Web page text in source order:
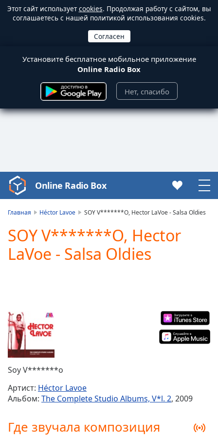
Этот сайт используетcookies. Продолжая работу с сайтом, вы
соглашаетесь с нашей политикой использования cookies.
Установите бесплатное мобильное приложение
Online Radio Box
Нет, спасибо
Video
Player
Play
Video
Current
Time0:00
Duration
Loaded:
Stream
TypeLIVE
Seek to
live,
liveLIVE
Online Radio Box
Главная Héctor Lavoe SOY V*******O, Hector LaVoe - Salsa Oldies
SOY V*******O, Hector
LaVoe - Salsa Oldies
Soy V*******o
Артист: Héctor Lavoe
Альбом: The Complete Studio Albums, V*l. 2, 2009
Где звучала композиция